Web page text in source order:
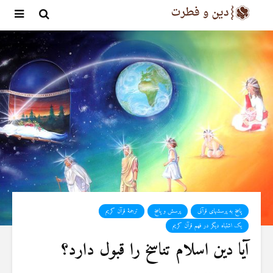
پاسخ به پرسشهای قرآنی پرسش و پاسخ
ترجمۀ قرآن کریم
یک اشتباه دیگر در فهم قرآن کریم
آیا دین اسلام تناسخ را قبول دارد؟